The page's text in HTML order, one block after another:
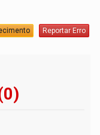
Reportar Erro